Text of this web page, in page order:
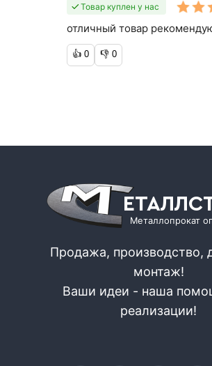
Товар куплен у нас
отличный товар
👍 0 👎 0
Металлопрокат
Продажа, производство,
монтаж!
Ваши идеи - наша
реализации!